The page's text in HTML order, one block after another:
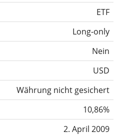
ETF
Long-only
Nein
USD
Währung nicht gesichert
10,86%
2. April 2009